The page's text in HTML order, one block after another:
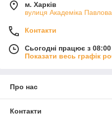
м. Харків
вулиця Академіка
Контакти
Сьогодні працює з
Показати весь графік
Про нас
Контакти